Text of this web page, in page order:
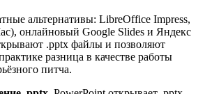
альтернативы: LibreOffice Impress,
онлайновый Google Slides и Яндекс
.pptx файлы и позволяют
разница в качестве работы
питча.